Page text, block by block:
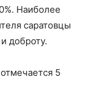
Наиболее
саратовцы
доброту.
5